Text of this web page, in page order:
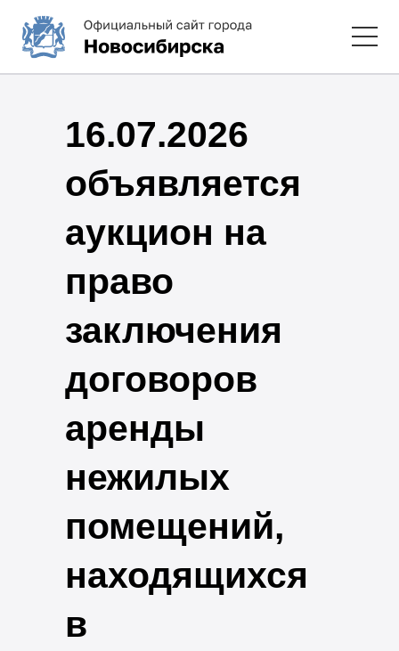
16.07.2026
объявляется
аукцион на
право
заключения
договоров
аренды
нежилых
помещений,
находящихся
в